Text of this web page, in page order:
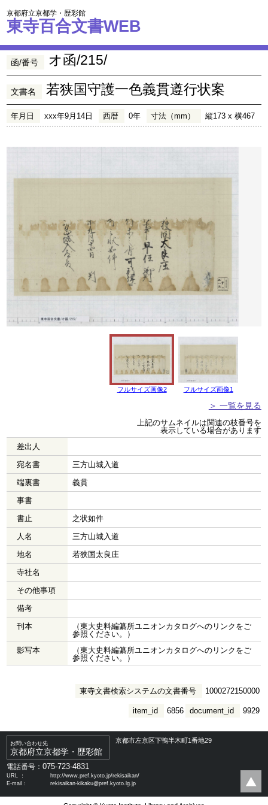
京都府立京都学・歴彩館
東寺百合文書WEB
函/番号 オ函/215/
文書名 若狭国守護一色義貫遵行状案
年月日 xxx年9月14日 西暦 0年 寸法（mm） 縦173 x 横467
フルサイズ画像2 フルサイズ画像1
＞ 一覧を見る
上記のサムネイルは関連の枝番号を
表示している場合があります
差出人
宛名書
三方山城入道
端裏書
義貫
事書
書止
之状如件
人名
三方山城入道
地名
若狭国太良庄
寺社名
その他事項
備考
刊本
（東大史料編纂所ユニオンカタログへのリンクをご
参照ください。）
影写本
（東大史料編纂所ユニオンカタログへのリンクをご
参照ください。）
東寺文書検索システムの文書番号 1000272150000
document_id 9929
item_id 6856
お問い合わせ先
京都府立京都学・歴彩館
京都市左京区下鴨半木町1番地29
電話番号：075-723-4831
URL ：
http://www.pref.kyoto.jp/rekisaikan/
E-mail：
rekisaikan-kikaku@pref.kyoto.lg.jp